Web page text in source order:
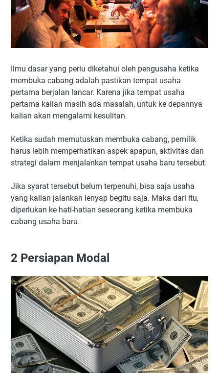
Ilmu dasar yang perlu diketahui oleh pengusaha ketika
membuka cabang adalah pastikan tempat usaha
pertama berjalan lancar. Karena jika tempat usaha
pertama kalian masih ada masalah, untuk ke depannya
kalian akan mengalami kesulitan.
Ketika sudah memutuskan membuka cabang, pemilik
harus lebih memperhatikan aspek apapun, aktivitas dan
strategi dalam menjalankan tempat usaha baru tersebut.
Jika syarat tersebut belum terpenuhi, bisa saja usaha
yang kalian jalankan lenyap begitu saja. Maka dari itu,
diperlukan ke hati-hatian seseorang ketika membuka
cabang usaha baru.
2 Persiapan Modal